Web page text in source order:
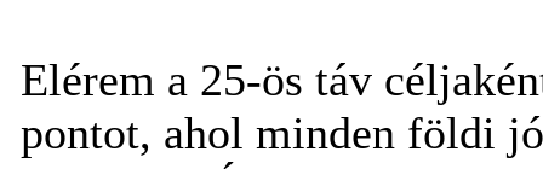
Elérem a 25-ös táv
pontot, ahol minden földi